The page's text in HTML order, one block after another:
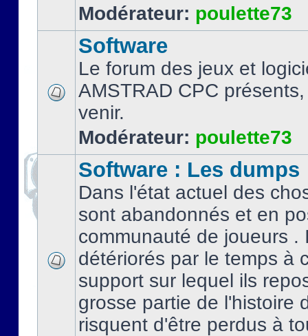
Modérateur: poulette73
Software
Le forum des jeux et
AMSTRAD CPC
venir.
Modérateur: poulette73
Software : Les dumps
Dans l'état actuel des
sont abandonnés et en
communauté de joueurs .
détériorés par le temps à
support sur lequel ils
grosse partie de l'histoire
risquent d'être perdus à